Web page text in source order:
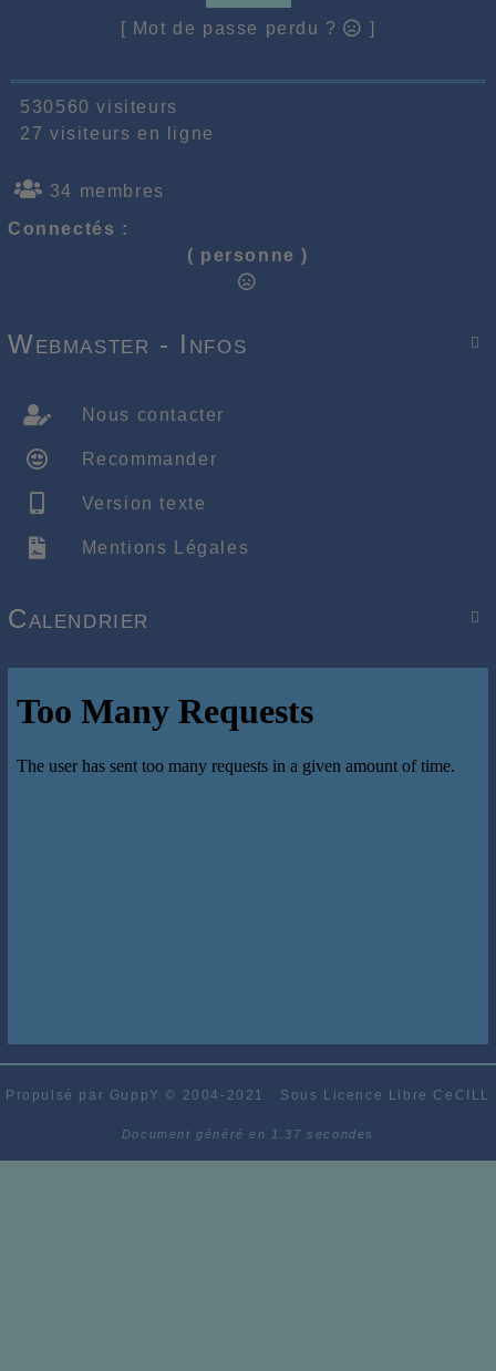
[ Mot de passe perdu ? ]
530560 visiteurs
27 visiteurs en ligne
34 membres
Connectés :
( personne )

Webmaster - Infos
Nous contacter
Recommander
Version texte
Mentions Légales

Calendrier
Propulsé par GuppY© 2004-2021 Sous Licence Libre CeCILL
Document généré en 1.37 secondes